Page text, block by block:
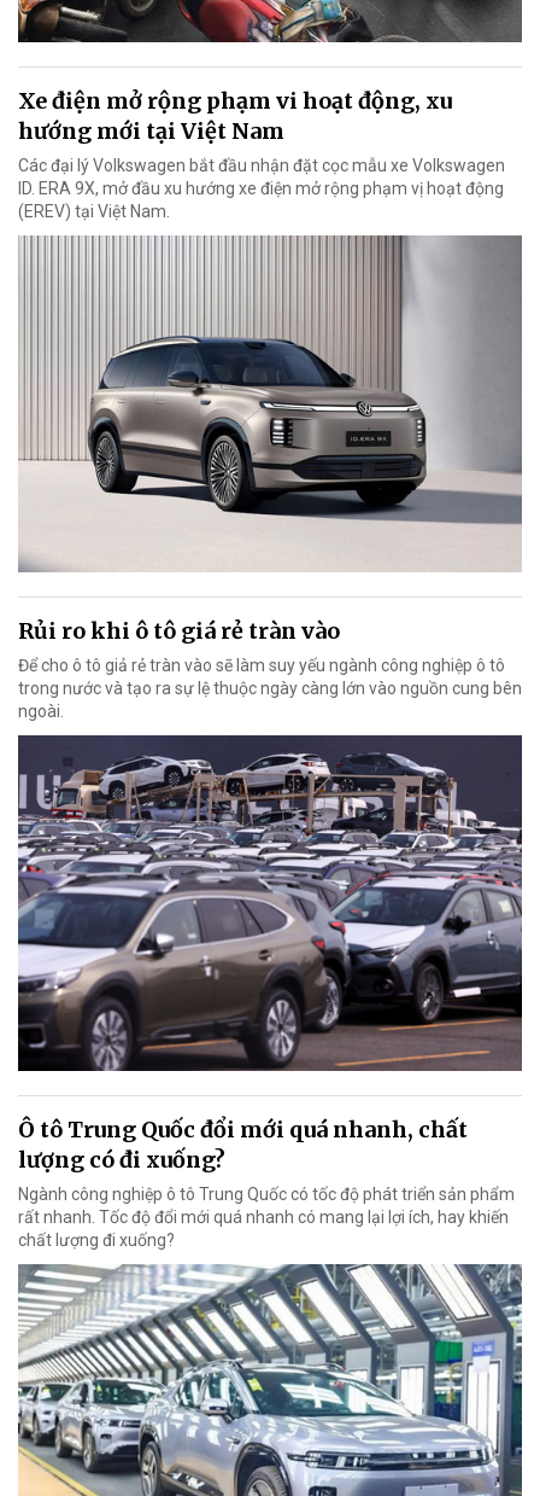
Xe điện mở rộng phạm vi hoạt động, xu
hướng mới tại Việt Nam
Các đại lý Volkswagen bắt đầu nhận đặt cọc mẫu xe Volkswagen
ID. ERA 9X, mở đầu xu hướng xe điện mở rộng phạm vị hoạt động
(EREV) tại Việt Nam.
Rủi ro khi ô tô giá rẻ tràn vào
Để cho ô tô giả rẻ tràn vào sẽ làm suy yếu ngành công nghiệp ô tô
trong nước và tạo ra sự lệ thuộc ngày càng lớn vào nguồn cung bên
ngoài.
Ô tô Trung Quốc đổi mới quá nhanh, chất
lượng có đi xuống?
Ngành công nghiệp ô tô Trung Quốc có tốc độ phát triển sản phẩm
rất nhanh. Tốc độ đổi mới quá nhanh có mang lại lợi ích, hay khiến
chất lượng đi xuống?